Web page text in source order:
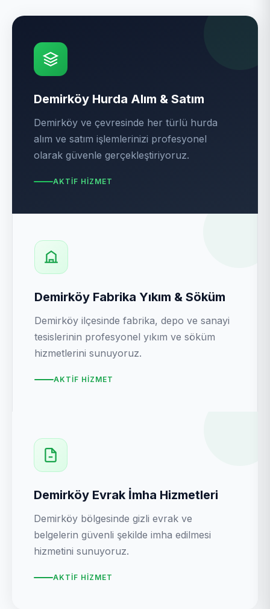
Demirköy Hurda Alım & Satım
Demirköy ve çevresinde her türlü hurda
alım ve satım işlemlerinizi profesyonel
olarak güvenle gerçekleştiriyoruz.
AKTIF HIZMET
Demirköy Fabrika Yıkım & Söküm
Demirköy ilçesinde fabrika, depo ve sanayi
tesislerinin profesyonel yıkım ve söküm
hizmetlerini sunuyoruz.
AKTIF HIZMET
Demirköy Evrak İmha Hizmetleri
Demirköy bölgesinde gizli evrak ve
belgelerin güvenli şekilde imha edilmesi
hizmetini sunuyoruz.
AKTIF HIZMET